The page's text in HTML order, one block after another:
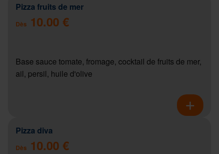
Pizza fruits de mer
Dès 10.00 €
Base sauce tomate, fromage, cocktail de fruits de mer,
ail, persil, huile d'olive
Pizza diva
Dès 10.00 €